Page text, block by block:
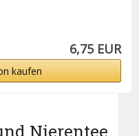
6,75 EUR
kaufen
Nierentee